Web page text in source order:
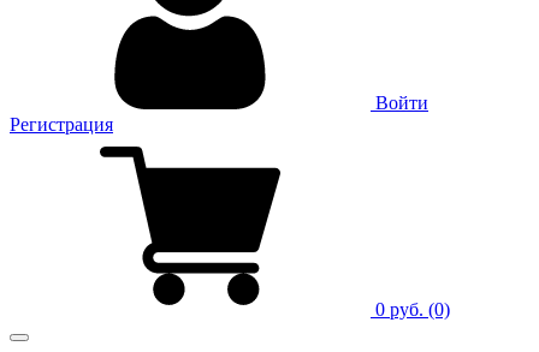
Войти
Регистрация
0 руб. (0)